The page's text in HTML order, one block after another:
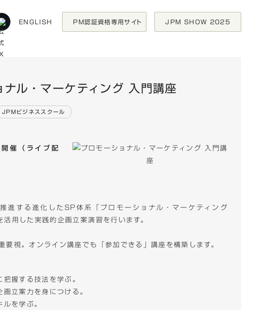
ENGLISH PM認証資格専用サイト JPM SHOW 2025
ル・マーケティング 入門講座
JPMビジネススクール
催（ライブ配
進する進化したSP体系「プロモーショナル・マーケティング
用した実践的企画立案演習を行います。
視。オンライン講座でも「参加できる」講座を構築します。
握する技法を学ぶ。
立案力を身につける。
を学ぶ。